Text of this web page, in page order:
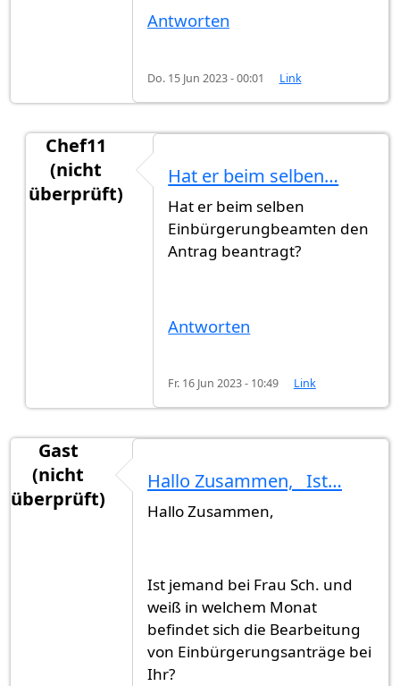
Antworten
Do. 15 Jun 2023 - 00:01 Link
Chef11
(nicht
überprüft)
Ich hab meinen Antrag am 27…
Hat er beim selben…
Hat er beim selben
Einbürgerungbeamten den
Antrag beantragt?
Antworten
Fr. 16 Jun 2023 - 10:49 Link
Gast
(nicht
überprüft)
Hallo Zusammen, Ist…
Hallo Zusammen,
Ist jemand bei Frau Sch. und
weiß in welchem Monat
befindet sich die Bearbeitung
von Einbürgerungsanträge bei
Ihr?